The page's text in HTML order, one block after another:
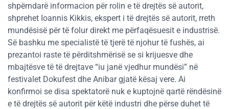
shpërndarë informacion për rolin e të drejtës së autorit,
shprehet Ioannis Kikkis, ekspert i të drejtës së autorit, rreth
mundësisë për të folur direkt me përfaqësuesit e industrisë.
Së bashku me specialistë të tjerë të njohur të fushës, ai
prezantoi raste të përditshmërisë se si krijuesve dhe
mbajtësve të të drejtave “iu janë vjedhur mundësi” në
festivalet Dokufest dhe Anibar gjatë kësaj vere. Ai
konfirmoi se disa spektatorë nuk e kuptojnë qartë rëndësinë
e të drejtës së autorit për këtë industri dhe përse duhet të